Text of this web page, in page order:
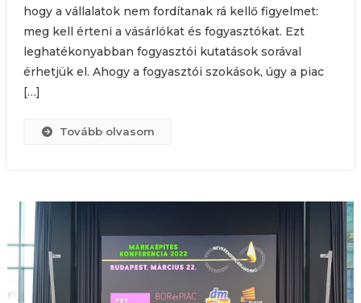
hogy a vállalatok nem fordítanak rá kellő figyelmet:
meg kell érteni a vásárlókat és fogyasztókat. Ezt
leghatékonyabban fogyasztói kutatások sorával
érhetjük el. Ahogy a fogyasztói szokások, úgy a piac
[…]
Tovább olvasom